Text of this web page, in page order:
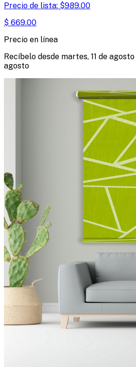
Precio de lista: $989.00
$ 669.00
Precio en línea
Recíbelo desde martes, 11 de agosto
agosto